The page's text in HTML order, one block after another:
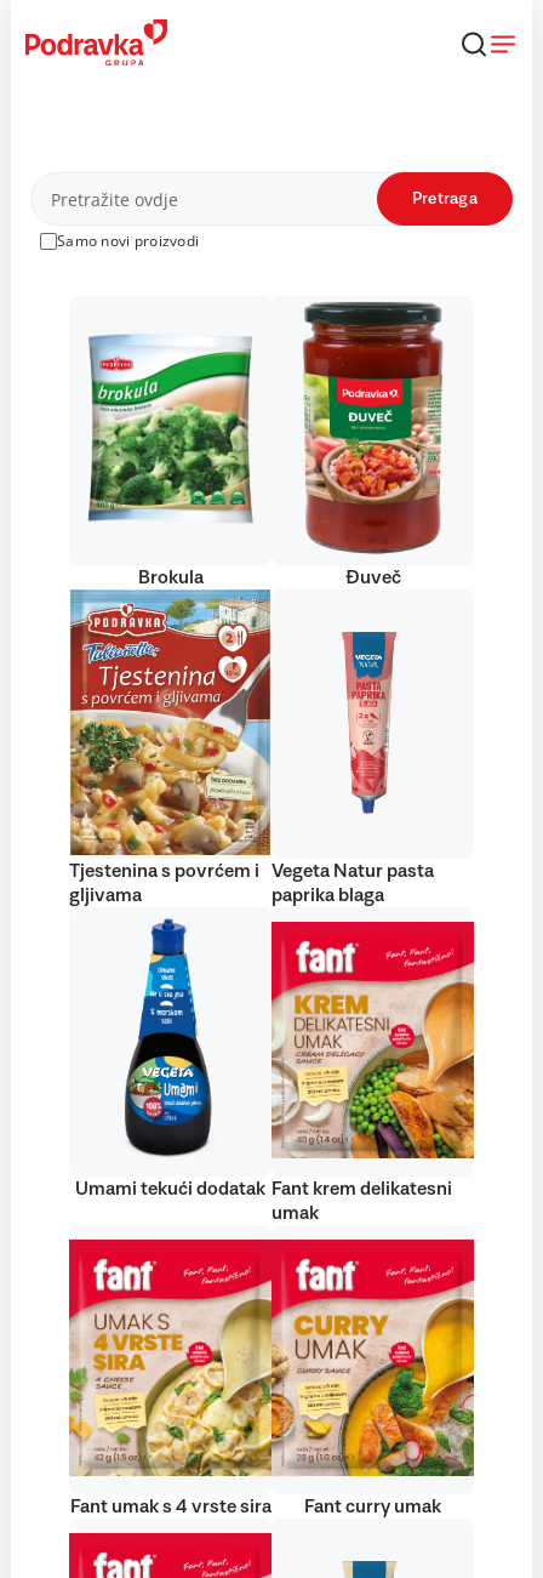
content
Proizvodi
Samo novi proizvodi
Pretraga
Brokula Đuveč
Tjestenina s povrćem i
gljivama
Vegeta Natur pasta
paprika blaga
Umami tekući dodatak Fant krem delikatesni
umak
Fant umak s 4 vrste sira Fant curry umak